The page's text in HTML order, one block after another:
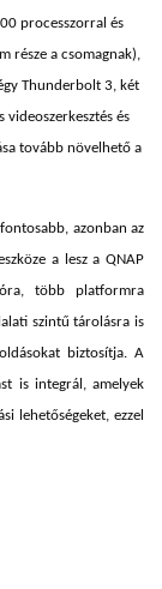
processzorral és
része a csomagnak),
Thunderbolt 3, két
videoszerkesztés és
tovább növelhető a
azonban az
a lesz a QNAP
több platformra
szintű tárolásra is
biztosítja. A
is integrál, amelyek
lehetőségeket, ezzel